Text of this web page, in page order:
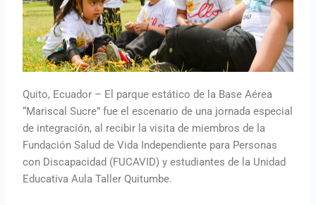
Quito, Ecuador – El parque estático de la Base Aérea
“Mariscal Sucre” fue el escenario de una jornada especial
de integración, al recibir la visita de miembros de la
Fundación Salud de Vida Independiente para Personas
con Discapacidad (FUCAVID) y estudiantes de la Unidad
Educativa Aula Taller Quitumbe.